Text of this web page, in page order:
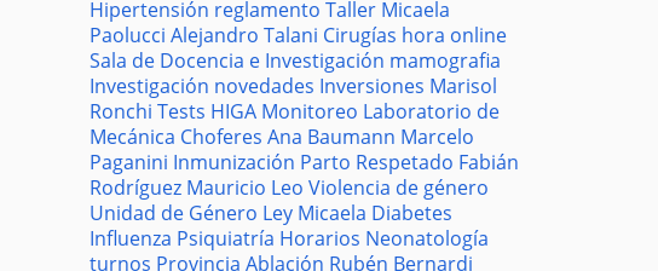
Hipertensión reglamento Taller Micaela
Paolucci Alejandro Talani Cirugías hora online
Sala de Docencia e Investigación mamografia
Investigación novedades Inversiones Marisol
Ronchi Tests HIGA Monitoreo Laboratorio de
Mecánica Choferes Ana Baumann Marcelo
Paganini Inmunización Parto Respetado Fabián
Rodríguez Mauricio Leo Violencia de género
Unidad de Género Ley Micaela Diabetes
Influenza Psiquiatría Horarios Neonatología
turnos Provincia Ablación Rubén Bernardi